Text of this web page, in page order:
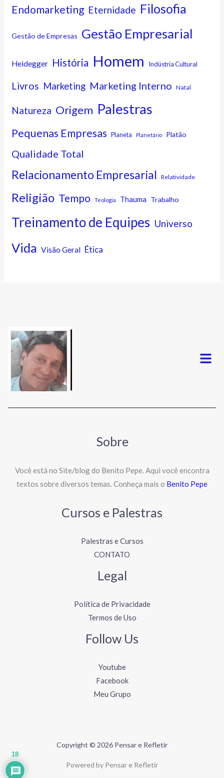
Endomarketing Eternidade Filosofia
Gestão de Empresas Gestão Empresarial
Heidegger História Homem Indústria Cultural
Livros Marketing Marketing Interno Natal
Natureza Origem Palestras
Pequenas Empresas Planeta Planetário Platão
Qualidade Total
Relacionamento Empresarial Relatividade
Religião Tempo Teologia Thauma Trabalho
Treinamento de Equipes Universo
Vida Visão Geral Ética
Menu
Sobre
Você está no Site/blog do Benito Pepe. Aqui você encontra
textos sobre diversos temas. Conheça mais o Benito Pepe
Cursos e Palestras
Palestras e Cursos
CONTATO
Legal
Política de Privacidade
Termos de Uso
Follow Us
Youtube
Facebook
Meu Grupo
Copyright © 2026 Pensar e Refletir
Powered by Pensar e Refletir
18